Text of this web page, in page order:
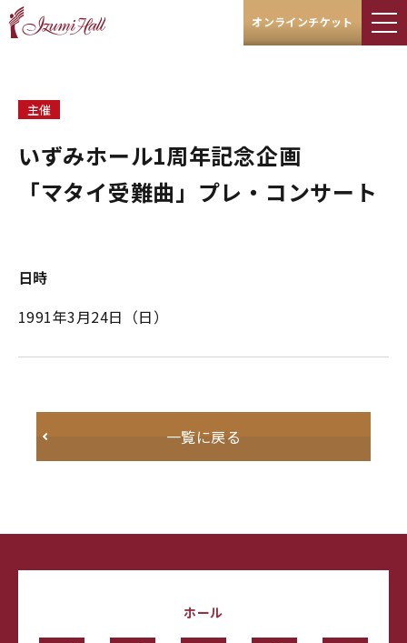
オンラインチケット
主催
いずみホール1周年記念企画
「マタイ受難曲」プレ・コンサート
日時
1991年3月24日（日）
一覧に戻る
ホール